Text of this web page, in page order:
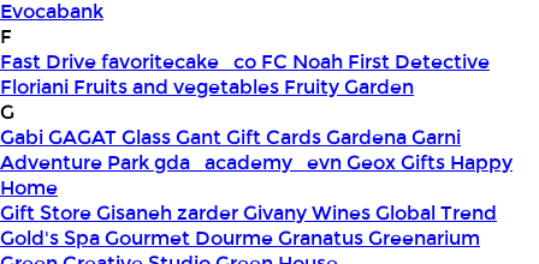
Evocabank
F
Fast Drivefavoritecake_co FC Noah First Detective
Floriani Fruits and vegetables Fruity Garden
G
GabiGAGAT GlassGant Gift CardsGardenaGarni
Adventure Parkgda_academy_evnGeoxGifts Happy
Home
Gift StoreGisaneh zarderGivany WinesGlobal Trend
Gold's SpaGourmet DourmeGranatusGreenarium